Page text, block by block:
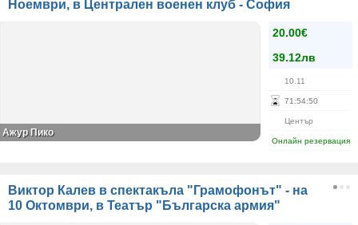
Ноември, в Централен военен клуб - София
20.00€
39.12лв
10.11
71 :54:50
Център
Онлайн резервация
Ажур Пико
Виктор Калев в спектакъла "Грамофонът" - на
10 Октомври, в Театър "Българска армия"